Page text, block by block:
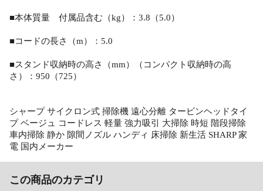
■本体質量 付属品含む（kg）：3.8（5.0）
■コードの長さ（m）：5.0
■スタンド収納時の高さ（mm）（コンパクト収納時の高
さ）：950（725）
シャープ サイクロン式 掃除機 遠心分離 タービンヘッドタイ
プ ベージュ コードレス 軽量 強力吸引 大掃除 時短 階段掃除
車内掃除 静か 隙間ノズル ハンディ 床掃除 新生活 SHARP 家
電 国内メーカー
この商品のカテゴリ